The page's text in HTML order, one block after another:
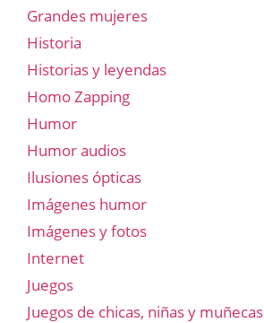
Grandes mujeres
Historia
Historias y leyendas
Homo Zapping
Humor
Humor audios
Ilusiones ópticas
Imágenes humor
Imágenes y fotos
Internet
Juegos
Juegos de chicas, niñas y muñecas